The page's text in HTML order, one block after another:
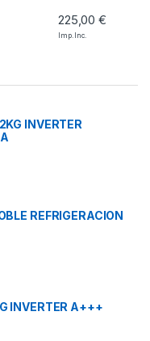
225,00€
Imp. Inc.
INVERTER
REFRIGERACION
INVERTER A+++